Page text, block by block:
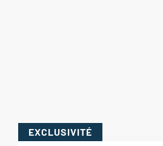
EXCLUSIVITÉ